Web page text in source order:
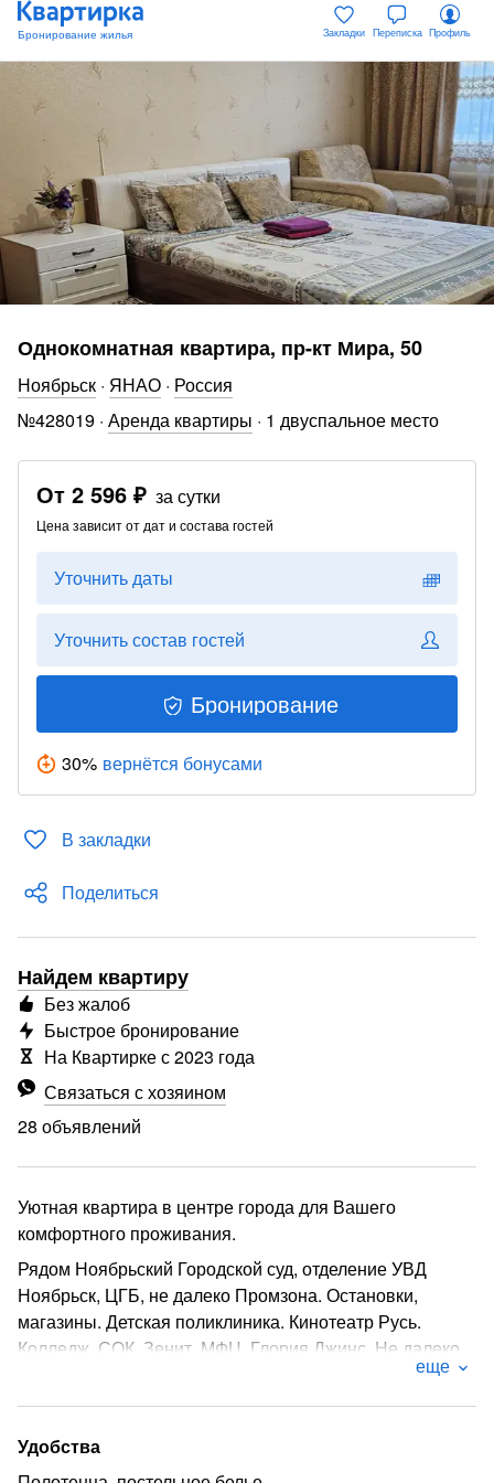
Закладки Переписка Профиль
Однокомнатная квартира, пр-кт Мира, 50
Ноябрьск · ЯНАО · Россия
№428019 · Аренда квартиры · 1 двуспальное место
От 2 596 ₽ за сутки
Цена зависит от дат и состава гостей
Уточнить даты
Уточнить состав гостей
Бронирование
30% вернётся бонусами
В закладки
Поделиться
Найдем квартиру
Связаться с хозяином
28 объявлений
Без жалоб
Быстрое бронирование
На Квартирке с 2023 года
Уютная квартира в центре города для Вашего
комфортного проживания.
Рядом Ноябрьский Городской суд, отделение УВД
Ноябрьск, ЦГБ, не далеко Промзона. Остановки,
магазины. Детская поликлиника. Кинотеатр Русь.
Колледж. СОК. Зенит. МФЦ. Глория Джинс. Не далеко
Газпромнефть
Квартира однокомнатная, светлая , чистая, очень
теплая. С удобной широкой кроватью , полностью
еще
Удобства